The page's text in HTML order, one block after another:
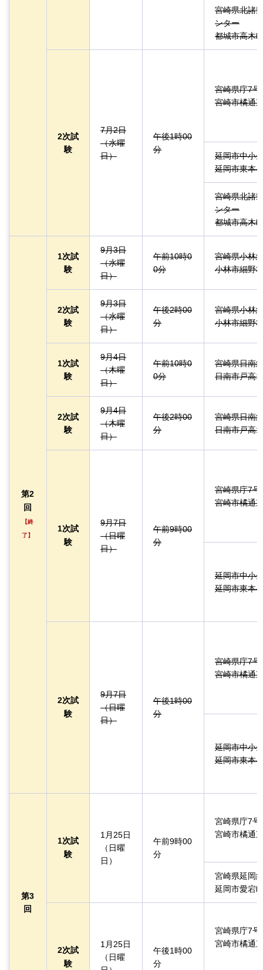
宮崎県北諸
ンター
都城市高木
2次試
験
7月2日
（水曜
日）
午後1時00
分
宮崎県庁7号
宮崎市橘通
延岡市中小
延岡市東本
宮崎県北諸
ンター
都城市高木
第2
回
【終
了】
1次試
験
9月3日
（水曜
日）
午前10時0
0分
宮崎県小林
小林市細野
2次試
験
9月3日
（水曜
日）
午後2時00
分
宮崎県小林
小林市細野
1次試
験
9月4日
（木曜
日）
午前10時0
0分
宮崎県日南
日南市戸高1
2次試
験
9月4日
（木曜
日）
午後2時00
分
宮崎県日南
日南市戸高1
1次試
験
9月7日
（日曜
日）
午前9時00
分
宮崎県庁7号
宮崎市橘通
延岡市中小
延岡市東本
2次試
験
9月7日
（日曜
日）
午後1時00
分
宮崎県庁7号
宮崎市橘通
延岡市中小
延岡市東本
第3
回
1次試
験
1月25日
（日曜
日）
午前9時00
分
宮崎県庁7号
宮崎市橘通
宮崎県延岡
延岡市愛宕
2次試
験
1月25日
（日曜
午後1時00
分
宮崎県庁7号
宮崎市橘通